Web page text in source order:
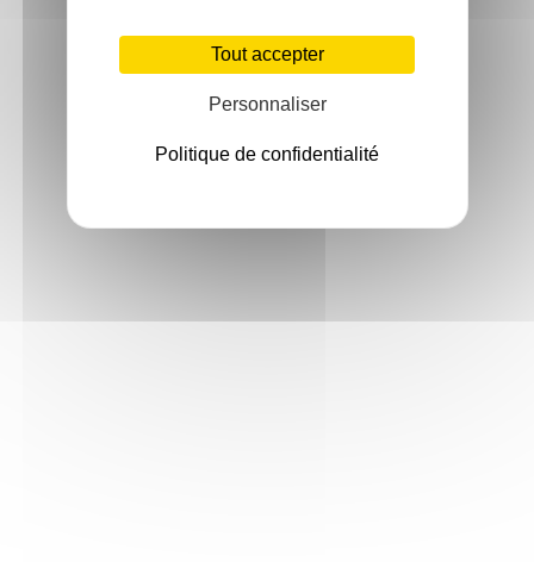
Tout accepter
Personnaliser
Politique de confidentialité